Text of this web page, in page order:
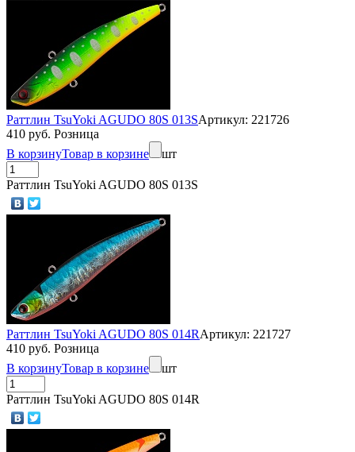
Раттлин TsuYoki AGUDO 80S 013SАртикул: 221726
410 руб. Розница
В корзинуТовар в корзине шт
Раттлин TsuYoki AGUDO 80S 013S
Раттлин TsuYoki AGUDO 80S 014RАртикул: 221727
410 руб. Розница
В корзинуТовар в корзине шт
Раттлин TsuYoki AGUDO 80S 014R